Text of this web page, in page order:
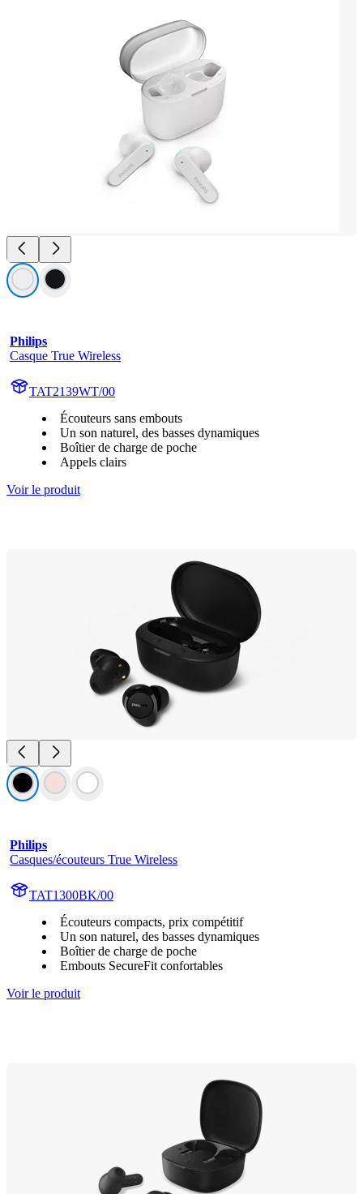
Philips
Casque True Wireless
TAT2139WT/00
Écouteurs sans embouts
Un son naturel, des basses dynamiques
Boîtier de charge de poche
Appels clairs
Voir le produit
Philips
Casques/écouteurs True Wireless
TAT1300BK/00
Écouteurs compacts, prix compétitif
Un son naturel, des basses dynamiques
Boîtier de charge de poche
Embouts SecureFit confortables
Voir le produit